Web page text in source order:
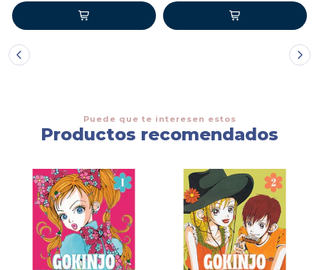
Puede que te interesen estos
Productos recomendados